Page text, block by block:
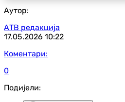
Аутор:
АТВ редакција
17.05.2026 10:22
Коментари:
0
Подијели: